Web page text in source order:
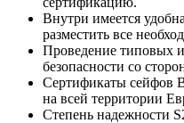
Внутри имеется
разместить все
Проведение типовых
безопасности со
Сертификаты сейфов
на всей территории
Степень надежности